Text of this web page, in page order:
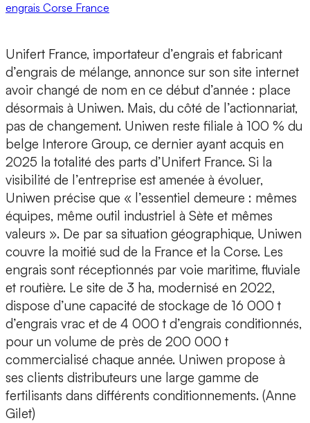
engrais Corse France
Unifert France, importateur d’engrais et fabricant
d’engrais de mélange, annonce sur son site internet
avoir changé de nom en ce début d’année : place
désormais à Uniwen. Mais, du côté de l’actionnariat,
pas de changement. Uniwen reste filiale à 100 % du
belge Interore Group, ce dernier ayant acquis en
2025 la totalité des parts d’Unifert France. Si la
visibilité de l’entreprise est amenée à évoluer,
Uniwen précise que « l’essentiel demeure : mêmes
équipes, même outil industriel à Sète et mêmes
valeurs ». De par sa situation géographique, Uniwen
couvre la moitié sud de la France et la Corse. Les
engrais sont réceptionnés par voie maritime, fluviale
et routière. Le site de 3 ha, modernisé en 2022,
dispose d’une capacité de stockage de 16 000 t
d’engrais vrac et de 4 000 t d’engrais conditionnés,
pour un volume de près de 200 000 t
commercialisé chaque année. Uniwen propose à
ses clients distributeurs une large gamme de
fertilisants dans différents conditionnements. (Anne
Gilet)